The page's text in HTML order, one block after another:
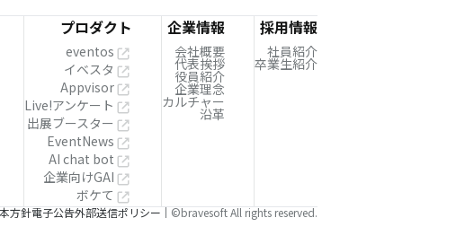
プロダクト
eventos
イベスタ
Appvisor
Live!アンケート
出展ブースター
EventNews
AI chat bot
企業向けGAI
ボケて
企業情報
会社概要
代表挨拶
役員紹介
企業理念
カルチャー
沿革
採用情報
社員紹介
卒業生紹介
方針電子公告外部送信ポリシー ©bravesoft All rights reserved.